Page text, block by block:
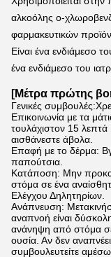
αλκοόλης ο-
φαρμακευτικών
Είναι ένα ενδιάμεσο
ένα ενδιάμεσο του
[Μέτρα πρώτης
Γενικές
Επικοινωνία με τα
τουλάχιστον 15 λεπτά
αισθάνεστε άβολα.
Επαφή με το δέρμα:
παπούτσια.
Κατάποση: Μην
στόμα σε ένα
Ελέγχου Δηλητηρίων.
Ανάπνευση:
αναπνοή είναι
ανάνηψη από στόμα
ουσία. Αν δεν
συμβουλευτείτε